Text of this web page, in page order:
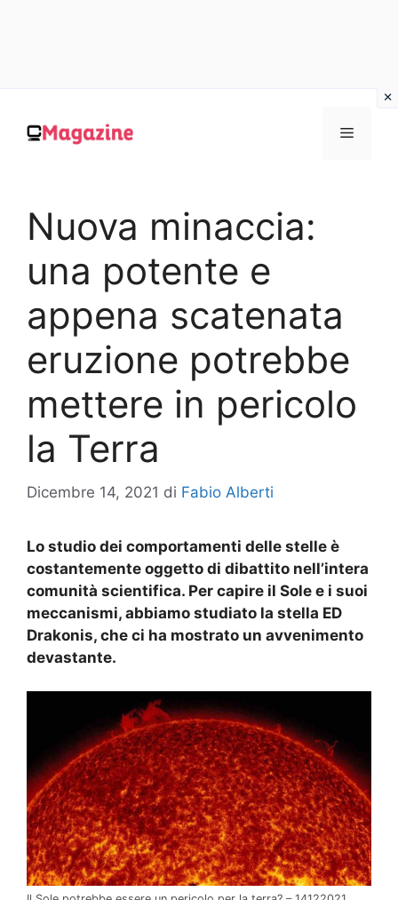
contenuto
MENU
Nuova minaccia:
una potente e
appena scatenata
eruzione potrebbe
mettere in pericolo
la Terra
Dicembre 14, 2021 di Fabio Alberti
Lo studio dei comportamenti delle stelle è
costantemente oggetto di dibattito nell’intera
comunità scientifica. Per capire il Sole e i suoi
meccanismi, abbiamo studiato la stella ED
Drakonis, che ci ha mostrato un avvenimento
devastante.